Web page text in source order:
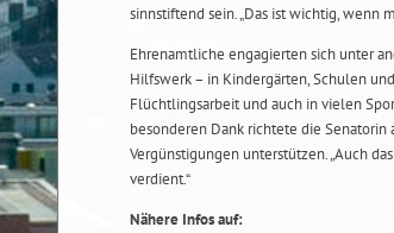
sinnstiftend sein. „Das ist wichtig, wenn
Ehrenamtliche engagierten sich unter
Hilfswerk – in Kindergärten, Schulen
Flüchtlingsarbeit und auch in vielen
besonderen Dank richtete die
Vergünstigungen unterstützen. „Auch
verdient.“
Nähere Infos auf: